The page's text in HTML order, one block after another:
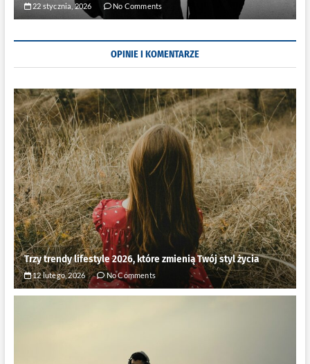
22 stycznia, 2026 No Comments
OPINIE I KOMENTARZE
Trzy trendy lifestyle 2026, które zmienią Twój styl życia
12 lutego, 2026 No Comments